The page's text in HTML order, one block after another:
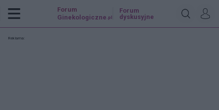
Forum
Ginekologiczne .pl
Forum
dyskusyjne
Reklama: